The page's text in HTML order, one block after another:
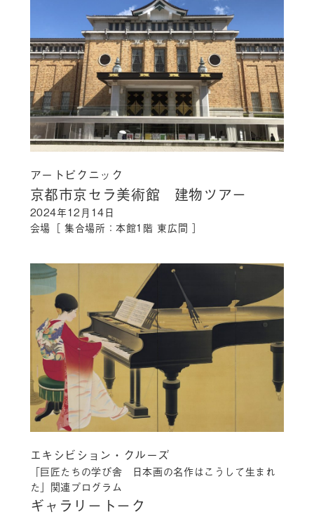
アートピクニック
京都市京セラ美術館 建物ツアー
2024年12月14日
会場［ 集合場所：本館1階 東広間 ］
エキシビション・クルーズ
「巨匠たちの学び舎 日本画の名作はこうして生まれ
た」関連プログラム
ギャラリートーク